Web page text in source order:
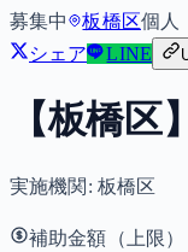
募集中
板橋区個人
シェア
LINE
【板橋区
実施機関: 板橋区
補助金額（上限）